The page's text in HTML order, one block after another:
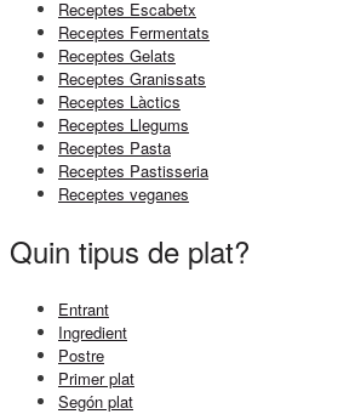
Receptes Escabetx
Receptes Fermentats
Receptes Gelats
Receptes Granissats
Receptes Làctics
Receptes Llegums
Receptes Pasta
Receptes Pastisseria
Receptes veganes
Quin tipus de plat?
Entrant
Ingredient
Postre
Primer plat
Segón plat